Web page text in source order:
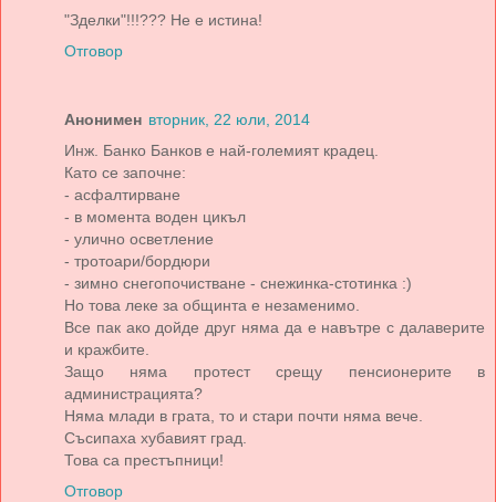
"Зделки"!!!??? Не е истина!
Отговор
Анонимен вторник, 22 юли, 2014
Инж. Банко Банков е най-големият крадец.
Като се започне:
- асфалтирване
- в момента воден цикъл
- улично осветление
- тротоари/бордюри
- зимно снегопочистване - снежинка-стотинка :)
Но това леке за общинта е незаменимо.
Все пак ако дойде друг няма да е навътре с далаверите
и кражбите.
Защо няма протест срещу пенсионерите в
администрацията?
Няма млади в грата, то и стари почти няма вече.
Съсипаха хубавият град.
Това са престъпници!
Отговор